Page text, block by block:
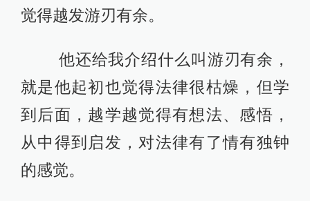
觉得越发游刃有余。
他还给我介绍什么叫游刃有余，
就是他起初也觉得法律很枯燥，但学
到后面，越学越觉得有想法、感悟，
从中得到启发，对法律有了情有独钟
的感觉。